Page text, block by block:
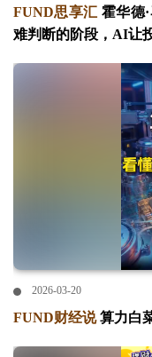
FUND思享汇 霍华德
难判断的阶段，AI让
2026-03-20
FUND财经说算力白